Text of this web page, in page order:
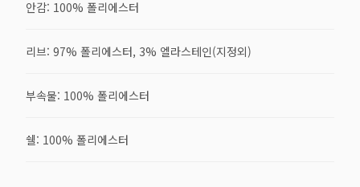
안감: 100% 폴리에스터
리브: 97% 폴리에스터, 3% 엘라스테인(지정외)
부속물: 100% 폴리에스터
쉘: 100% 폴리에스터